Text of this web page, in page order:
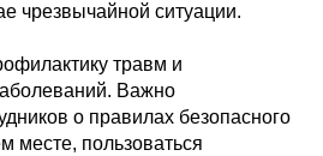
чрезвычайной ситуации.
травм и
Важно
о правилах безопасного
месте, пользоваться